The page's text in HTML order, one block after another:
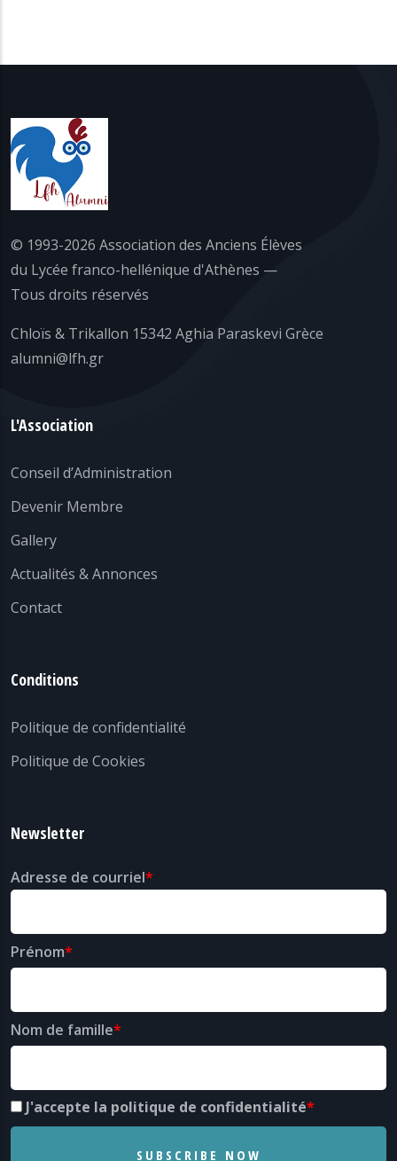
© 1993-2026 Association des Anciens Élèves
du Lycée franco-hellénique d'Athènes —
Tous droits réservés
Chloïs & Trikallon 15342 Aghia Paraskevi Grèce
alumni@lfh.gr
L'Association
Conseil d’Administration
Devenir Membre
Gallery
Actualités & Annonces
Contact
Conditions
Politique de confidentialité
Politique de Cookies
Newsletter
Adresse de courriel
Prénom
Nom de famille
J'accepte la politique de confidentialité